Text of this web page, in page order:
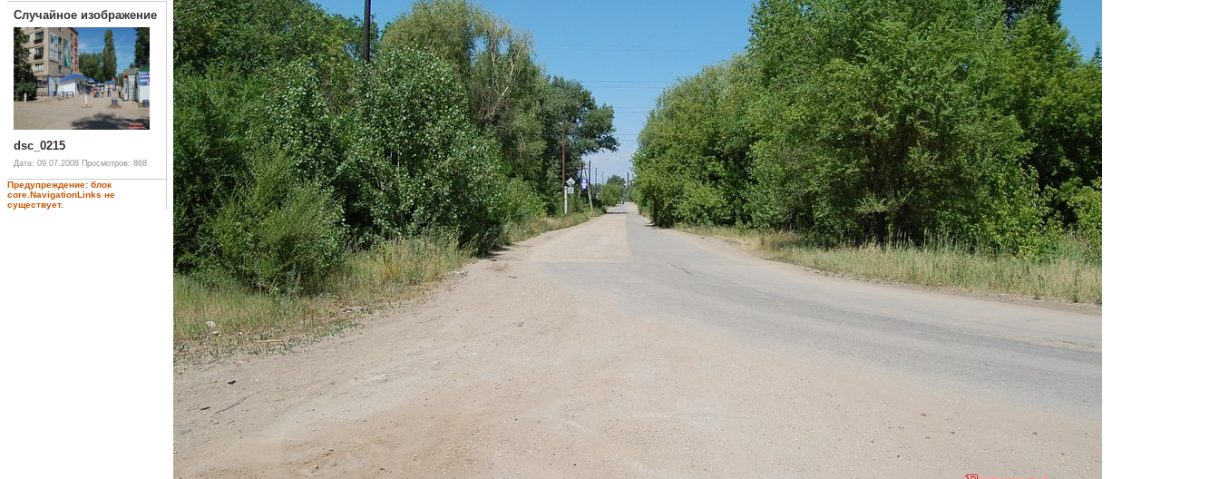
Случайное изображение
dsc_0215
Дата: 09.07.2008 Просмотров: 868
Предупреждение: блок
core.NavigationLinks не
существует.